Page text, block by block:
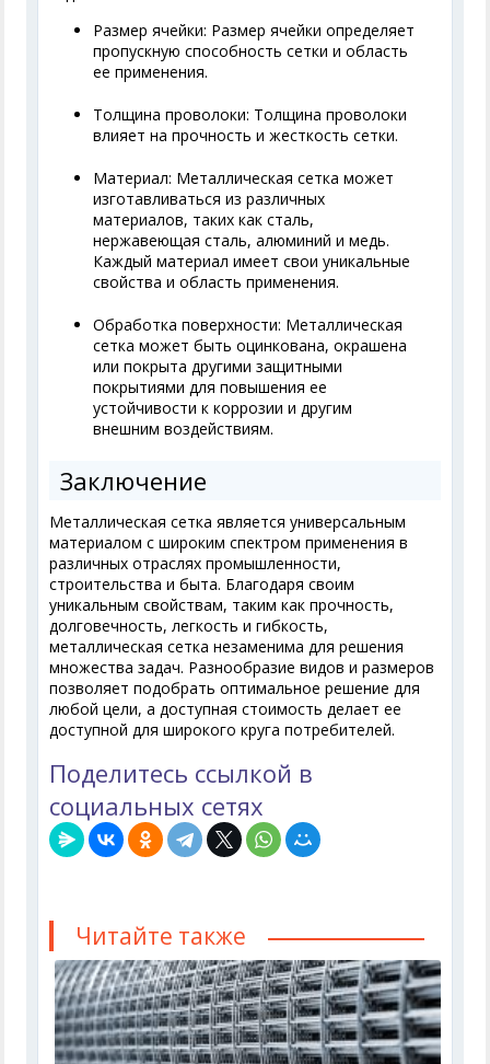
Размер ячейки: Размер ячейки определяет
пропускную способность сетки и область
ее применения.
Толщина проволоки: Толщина проволоки
влияет на прочность и жесткость сетки.
Материал: Металлическая сетка может
изготавливаться из различных
материалов, таких как сталь,
нержавеющая сталь, алюминий и медь.
Каждый материал имеет свои уникальные
свойства и область применения.
Обработка поверхности: Металлическая
сетка может быть оцинкована, окрашена
или покрыта другими защитными
покрытиями для повышения ее
устойчивости к коррозии и другим
внешним воздействиям.
Заключение
Металлическая сетка является универсальным
материалом с широким спектром применения в
различных отраслях промышленности,
строительства и быта. Благодаря своим
уникальным свойствам, таким как прочность,
долговечность, легкость и гибкость,
металлическая сетка незаменима для решения
множества задач. Разнообразие видов и размеров
позволяет подобрать оптимальное решение для
любой цели, а доступная стоимость делает ее
доступной для широкого круга потребителей.
Поделитесь ссылкой в
социальных сетях
Читайте также